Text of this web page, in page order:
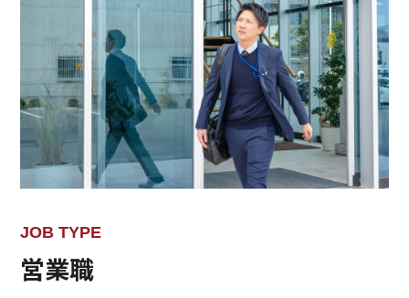
JOB TYPE
営業職